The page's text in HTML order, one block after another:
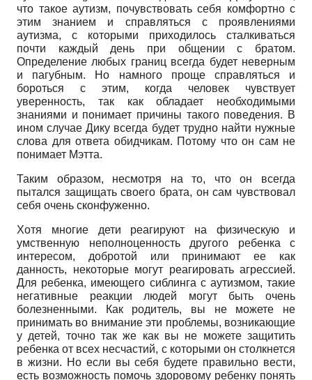
что такое аутизм, почувствовать себя комфортно с
этим знанием и справляться с проявлениями
аутизма, с которыми приходилось сталкиваться
почти каждый день при общении с братом.
Определение любых границ всегда будет неверным
и пагубным. Но намного проще справляться и
бороться с этим, когда человек чувствует
уверенность, так как обладает необходимыми
знаниями и понимает причины такого поведения. В
ином случае Дику всегда будет трудно найти нужные
слова для ответа обидчикам. Потому что он сам не
понимает Мэтта.
Таким образом, несмотря на то, что он всегда
пытался защищать своего брата, он сам чувствовал
себя очень сконфуженно.
Хотя многие дети реагируют на физическую и
умственную неполноценность другого ребенка с
интересом, добротой или принимают ее как
данность, некоторые могут реагировать агрессией.
Для ребенка, имеющего сиблинга с аутизмом, такие
негативные реакции людей могут быть очень
болезненными. Как родитель, вы не можете не
принимать во внимание эти проблемы, возникающие
у детей, точно так же как вы не можете защитить
ребенка от всех несчастий, с которыми он столкнется
в жизни. Но если вы себя будете правильно вести,
есть возможность помочь здоровому ребенку понять